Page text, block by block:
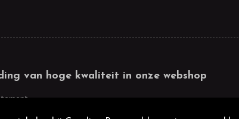
van hoge kwaliteit in onze webshop